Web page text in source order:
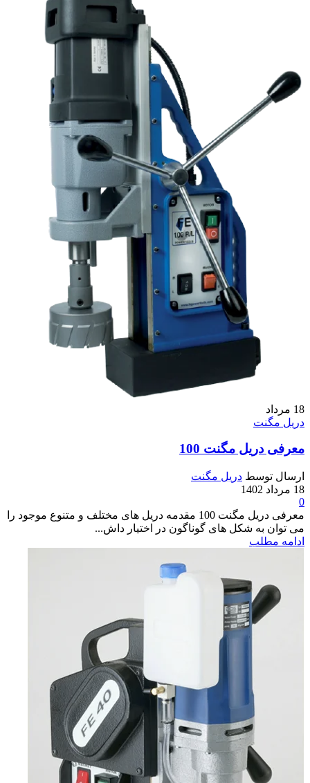
18 مرداد
دریل مگنت
معرفی دریل مگنت 100
ارسال توسط دریل مگنت
18 مرداد 1402
0
معرفی دریل مگنت 100 مقدمه دریل های مختلف و متنوع موجود را
می توان به شکل های گوناگون در اختیار داش...
ادامه مطلب